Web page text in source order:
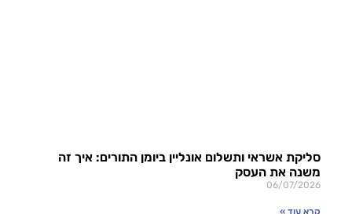
סליקת אשראי ותשלום אונליין ביומן התורים: איך זה
משנה את העסק
06/07/2026
קרא עוד »